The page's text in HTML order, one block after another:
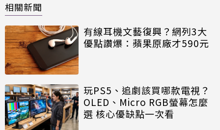
相關新聞
有線耳機文藝復興？網列3大
優點讚爆：蘋果原廠才590元
玩PS5、追劇該買哪款電視？
OLED、Micro RGB螢幕怎麼
選 核心優缺點一次看